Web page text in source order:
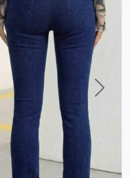
Next